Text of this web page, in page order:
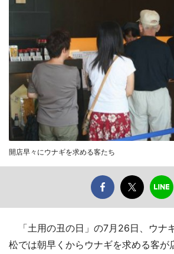
開店早々にウナギを求める客たち
「土用の丑の日」の7月26日、ウナ
松では朝早くからウナギを求める客が